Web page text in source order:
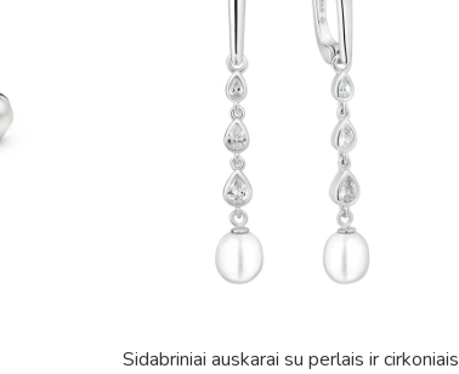
Sidabriniai auskarai su perlais ir cirkoniais